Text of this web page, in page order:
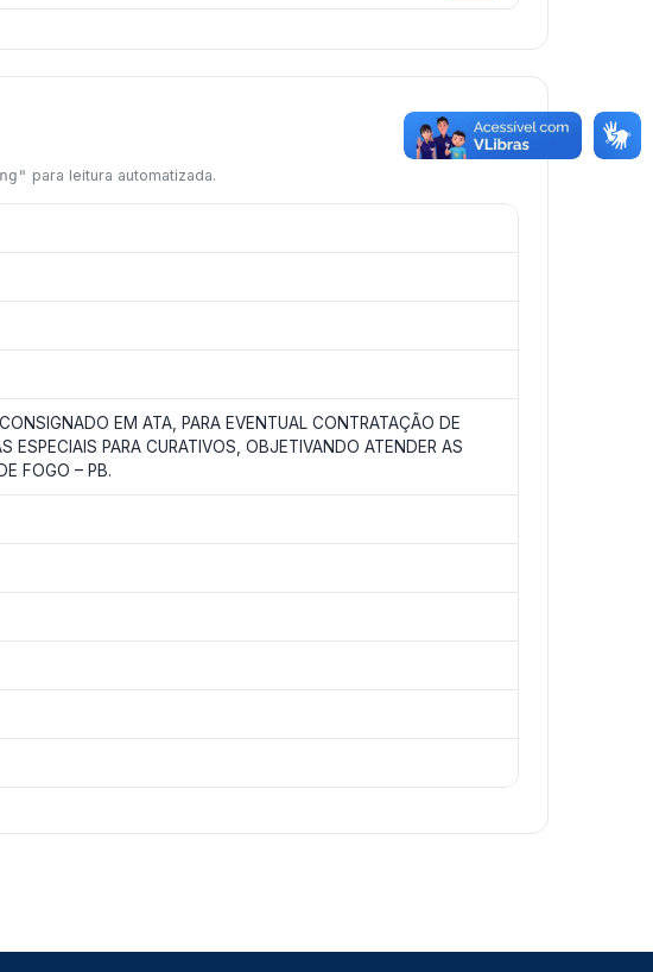
para leitura automatizada.
EM ATA, PARA EVENTUAL CONTRATAÇÃO DE
ESPECIAIS PARA CURATIVOS, OBJETIVANDO ATENDER AS
FOGO – PB.